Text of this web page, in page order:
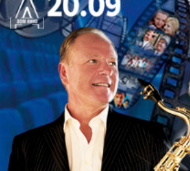
В сопровождении нашего гида,
землям, на которых издревле из
борьба за территорию между
шведами. Интересные
красивые виды, проплывающие
автобуса, скрасят Вашу поездку.
10:00– Осмотр Копорской
Крепость Копорье является
архитектурным памятником. Она
полпути между Петербургом и
Изначально крепость основана